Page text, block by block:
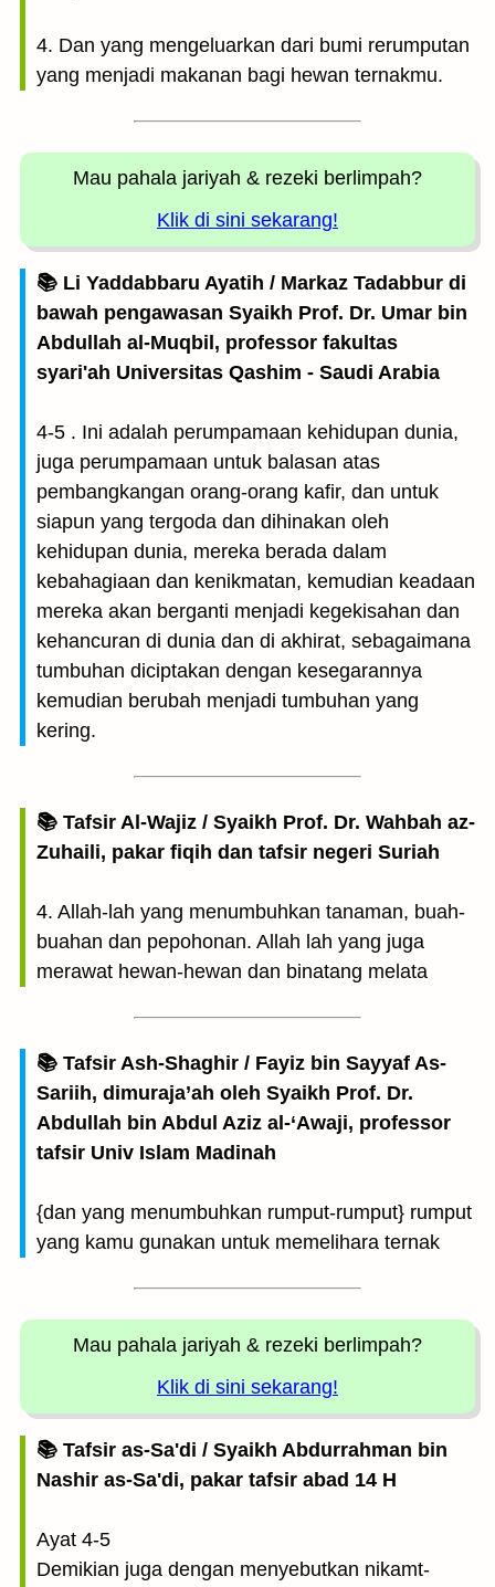
4. Dan yang mengeluarkan dari bumi rerumputan
yang menjadi makanan bagi hewan ternakmu.
Mau pahala jariyah & rezeki berlimpah?
Klik di sini sekarang!
📚 Li Yaddabbaru Ayatih / Markaz Tadabbur di
bawah pengawasan Syaikh Prof. Dr. Umar bin
Abdullah al-Muqbil, professor fakultas
syari'ah Universitas Qashim - Saudi Arabia
4-5 . Ini adalah perumpamaan kehidupan dunia,
juga perumpamaan untuk balasan atas
pembangkangan orang-orang kafir, dan untuk
siapun yang tergoda dan dihinakan oleh
kehidupan dunia, mereka berada dalam
kebahagiaan dan kenikmatan, kemudian keadaan
mereka akan berganti menjadi kegekisahan dan
kehancuran di dunia dan di akhirat, sebagaimana
tumbuhan diciptakan dengan kesegarannya
kemudian berubah menjadi tumbuhan yang
kering.
📚 Tafsir Al-Wajiz / Syaikh Prof. Dr. Wahbah az-
Zuhaili, pakar fiqih dan tafsir negeri Suriah
4. Allah-lah yang menumbuhkan tanaman, buah-
buahan dan pepohonan. Allah lah yang juga
merawat hewan-hewan dan binatang melata
📚 Tafsir Ash-Shaghir / Fayiz bin Sayyaf As-
Sariih, dimuraja’ah oleh Syaikh Prof. Dr.
Abdullah bin Abdul Aziz al-‘Awaji, professor
tafsir Univ Islam Madinah
{dan yang menumbuhkan rumput-rumput} rumput
yang kamu gunakan untuk memelihara ternak
Mau pahala jariyah & rezeki berlimpah?
Klik di sini sekarang!
📚 Tafsir as-Sa'di / Syaikh Abdurrahman bin
Nashir as-Sa'di, pakar tafsir abad 14 H
Ayat 4-5
Demikian juga dengan menyebutkan nikamt-